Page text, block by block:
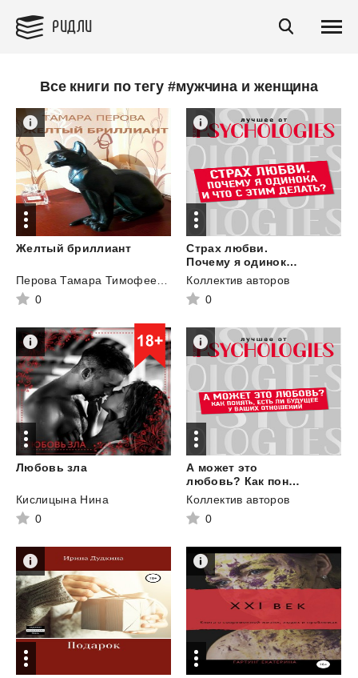
РИДЛИ
Все книги по тегу #мужчина и женщина
Желтый бриллиант
0
Страх любви.
Почему я одинока и что с этим делать?
Коллектив авторов
0
Любовь зла
Кислицына Нина
0
А может это
любовь? Как понять, есть ли будущее у ваших отношений
Коллектив авторов
0